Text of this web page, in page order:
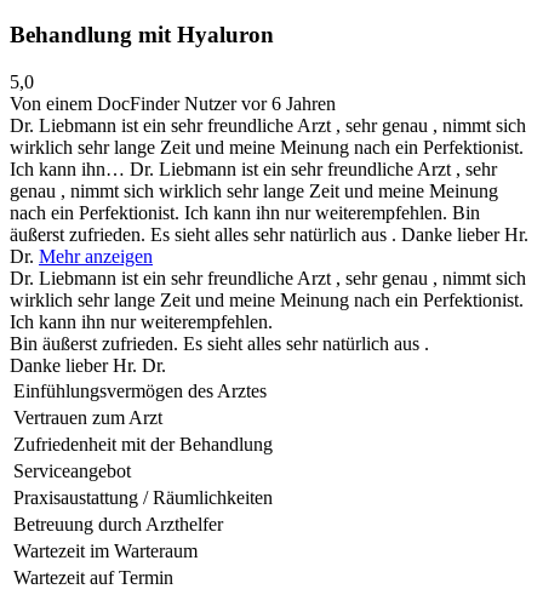
Behandlung mit Hyaluron
5,0
Von einem DocFinder Nutzervor 6 Jahren
Dr. Liebmann ist ein sehr freundliche Arzt , sehr genau , nimmt sich
wirklich sehr lange Zeit und meine Meinung nach ein Perfektionist.
Ich kann ihn… Dr. Liebmann ist ein sehr freundliche Arzt , sehr
genau , nimmt sich wirklich sehr lange Zeit und meine Meinung
nach ein Perfektionist. Ich kann ihn nur weiterempfehlen. Bin
äußerst zufrieden. Es sieht alles sehr natürlich aus . Danke lieber Hr.
Dr. Mehr anzeigen
Dr. Liebmann ist ein sehr freundliche Arzt , sehr genau , nimmt sich
wirklich sehr lange Zeit und meine Meinung nach ein Perfektionist.
Ich kann ihn nur weiterempfehlen.
Bin äußerst zufrieden. Es sieht alles sehr natürlich aus .
Danke lieber Hr. Dr.
Einfühlungsvermögen des Arztes
Vertrauen zum Arzt
Zufriedenheit mit der Behandlung
Serviceangebot
Praxisaustattung / Räumlichkeiten
Betreuung durch Arzthelfer
Wartezeit im Warteraum
Wartezeit auf Termin